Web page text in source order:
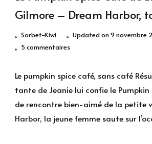
Gilmore – Dream Harbor,
Sorbet-Kiwi Updated on9 novembre
5 commentairessur
Pumpkin
Café
de
Laurie
Le pumpkin spice café, sans café
tante de Jeanie lui confie le Pumpkin
de rencontre bien-aimé de la petite
Harbor, la jeune femme saute sur